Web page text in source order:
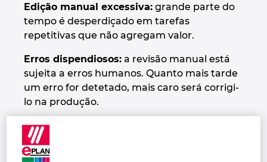
Edição manual excessiva: grande parte do
tempo é desperdiçado em tarefas
repetitivas que não agregam valor.
Erros dispendiosos: a revisão manual está
sujeita a erros humanos. Quanto mais tarde
um erro for detetado, mais caro será corrigi-
lo na produção.
Falta de padronização: muitos sistemas de
desenho assistido por computador (CAD)
não são compatíveis com as normas atuais, o
Denmark
Finland
France
Germany
Greece